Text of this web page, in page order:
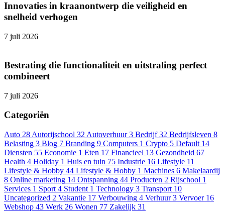
Innovaties in kraanontwerp die veiligheid en
snelheid verhogen
7 juli 2026
Bestrating die functionaliteit en uitstraling perfect
combineert
7 juli 2026
Categoriën
Auto 28 Autorijschool 32 Autoverhuur 3 Bedrijf 32 Bedrijfsleven 8
Belasting 3 Blog 7 Branding 9 Computers 1 Crypto 5 Default 14
Diensten 55 Economie 1 Eten 17 Financieel 13 Gezondheid 67
Health 4 Holiday 1 Huis en tuin 75 Industrie 16 Lifestyle 11
Lifestyle & Hobby 44 Lifestyle & Hobby 1 Machines 6 Makelaardij
8 Online marketing 14 Ontspanning 44 Producten 2 Rijschool 1
Services 1 Sport 4 Student 1 Technology 3 Transport 10
Uncategorized 2 Vakantie 17 Verbouwing 4 Verhuur 3 Vervoer 16
Webshop 43 Werk 26 Wonen 77 Zakelijk 31